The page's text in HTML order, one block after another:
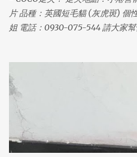
片 品種：英國短毛貓 (灰虎斑) 個
姐 電話：0930-075-544 請大家